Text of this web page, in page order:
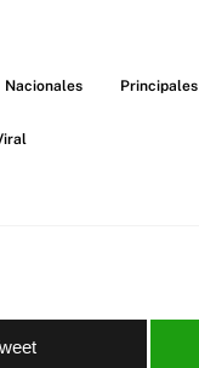
Nacionales Principales